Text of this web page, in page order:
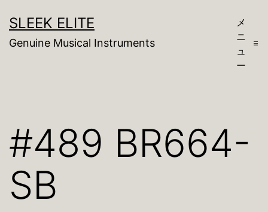
ン
テ
キ
SLEEK ELITE
Genuine Musical Instruments
メ
ニ
ュ
ー
#489 BR664-
SB